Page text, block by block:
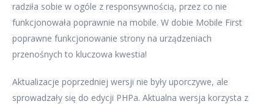
radziła sobie w ogóle z responsywnością, przez co nie
funkcjonowała poprawnie na mobile. W dobie Mobile First
poprawne funkcjonowanie strony na urządzeniach
przenośnych to kluczowa kwestia!
Aktualizacje poprzedniej wersji nie były uporczywe, ale
sprowadzały się do edycji PHPa. Aktualna wersja korzysta z